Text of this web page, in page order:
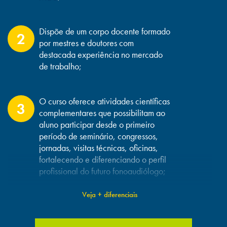
audiológicas, bem como a seleção e adaptação de
aparelhos de amplificação sonora individual;
Meio Artístico: Meios de comunicação, artes e
telemarketing;
Entidades e associações de assistência à pessoa com
Clínicas geriátricas: atendem pacientes acometidos por
doenças decorrentes da idade;
Hospitais: desde o paciente neonatal até o idoso;
Centros de Perícia: delegacias, forças militares auxiliares e
armadas e Ministério Público;
Clinicas e consultórios particulares: avaliação e
reabilitação dos distúrbios da comunicação.
2
Dispõe de um corpo docente formado
por mestres e doutores com
destacada experiência no mercado
de trabalho;
3
O curso oferece atividades científicas
complementares que possibilitam ao
aluno participar desde o primeiro
período de seminário, congressos,
jornadas, visitas técnicas, oficinas,
fortalecendo e diferenciando o perfil
profissional do futuro fonoaudiólogo;
científicas desde o primeiro período
Veja + diferenciais